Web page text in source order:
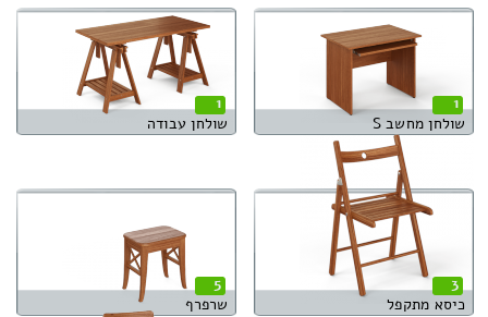
1
שולחן מחשב S
1
שולחן עבודה
3
כיסא מתקפל
5
שרפרף